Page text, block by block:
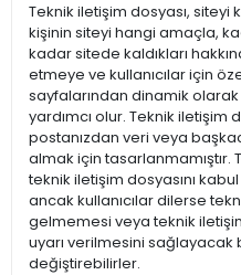
Teknik iletişim dosyası,
kişinin siteyi hangi amaçla,
kadar sitede kaldıkları
etmeye ve kullanıcılar için
sayfalarından dinamik
yardımcı olur. Teknik
postanızdan veri veya
almak için tasarlanmamıştır.
teknik iletişim dosyasını
ancak kullanıcılar dilerse
gelmemesi veya teknik
uyarı verilmesini sağlayacak
değiştirebilirler.